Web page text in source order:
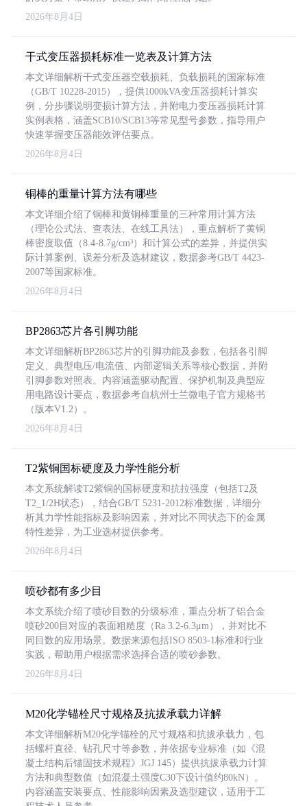
2026年8月4日
干式变压器损耗标准一览表及计算方法
本文详细解析干式变压器空载损耗、负载损耗的国家标准
（GB/T 10228-2015），提供1000kVA变压器损耗计算实
例，分步骤说明变损计算方法，并附电力变压器损耗计算
实例表格，涵盖SCB10/SCB13等常见型号参数，指导用户
快速掌握变压器能效评估要点。
2026年8月4日
铜棒的重量计算方法有哪些
本文详细介绍了铜棒和黄铜棒重量的三种常用计算方法
（理论公式法、查表法、在线工具法），重点解析了黄铜
棒密度取值（8.4-8.7g/cm³）和计算公式的差异，并提供实
际计算案例、误差分析及选材建议，数据参考GB/T 4423-
2007等国家标准。
2026年8月4日
BP2863芯片各引脚功能
本文详细解析BP2863芯片的引脚功能及参数，包括各引脚
定义、典型电压/电流值、内部逻辑关系等核心数据，并附
引脚参数对照表。内容涵盖驱动配置、保护机制及典型应
用电路设计要点，数据参考自杭州士兰微电子官方规格书
（版本V1.2）。
2026年8月4日
T2紫铜国标硬度及力学性能分析
本文系统解读T2紫铜的国标硬度和抗拉强度（包括T2及
T2_1/2H状态），结合GB/T 5231-2012标准数据，详细分
析其力学性能指标及影响因素，并对比不同状态下的金属
特性差异，为工业选材提供参考。
2026年8月4日
喷砂都有多少目
本文系统介绍了喷砂目数的分级标准，重点分析了铝合金
喷砂200目对应的表面粗糙度（Ra 3.2-6.3μm），并对比不
同目数的应用场景。数据来源包括ISO 8503-1标准和行业
实践，帮助用户根据需求选择合适的喷砂参数。
2026年8月4日
M20化学锚栓尺寸规格及抗拔承载力详解
本文详细解析M20化学锚栓的尺寸规格和抗拔承载力，包
括螺杆直径、钻孔尺寸等参数，并依据专业标准（如《混
凝土结构后锚固技术规程》JGJ 145）提供抗拔承载力计算
方法和典型数值（如混凝土强度C30下设计值约80kN）。
内容涵盖安装要点、性能影响因素及选型建议，适用于工